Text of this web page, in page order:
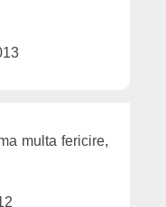
multa fericire,